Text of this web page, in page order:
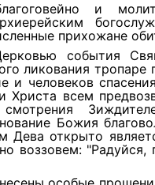
и
прихожане
события
ликования тропаре
и человеков
Христа всем
Божия
Дева открыто
воззовем: "Радуйся,